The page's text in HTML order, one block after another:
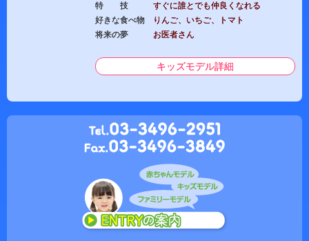
特 技
すぐに誰とでも仲良くなれる
好きな食べ物
りんご、いちご、トマト
将来の夢
お医者さん
キッズモデル詳細